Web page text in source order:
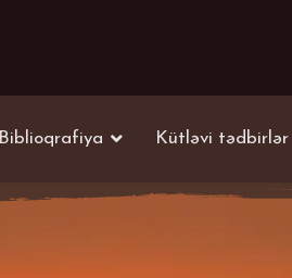
Biblioqrafiya Kütləvi tədbirlər